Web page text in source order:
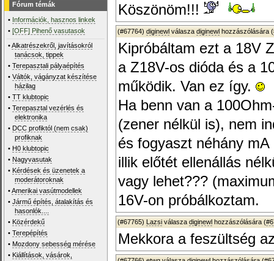
Fórum témák
• Információk, hasznos linkek
•[OFF] Pihenő vasutasok
•Alkatrészekről, javításokról
tanácsok, tippek
•Terepasztali pályaépítés
•Váltók, vágányzat készítése
házilag
•TT klubtopic
•Terepasztal vezérlés és
elektronika
• DCC profiktól (nem csak)
profiknak
• H0 klubtopic
• Nagyvasutak
• Kérdések és üzenetek a
moderátoroknak
•Amerikai vasútmodellek
•Jármű építés, átalakítás és
hasonlók....
• Közérdekű
•Terepépítés
• Mozdony sebesség mérése
• Kiállítások, vásárok,
Köszönöm!!!
(#67764) diginewl válasza diginewl hozzászólására (
Kipróbáltam ezt a 18V
a Z18V-os dióda és a
működik. Van ez így.
Ha benn van a
(zener nélkül is), nem
és fogyaszt néhány
illik előtét ellenállás
vagy lehet???
16V-on próbálkoztam.
(#67765) Lazsi válasza diginewl hozzászólására (
Mekkora a feszültség